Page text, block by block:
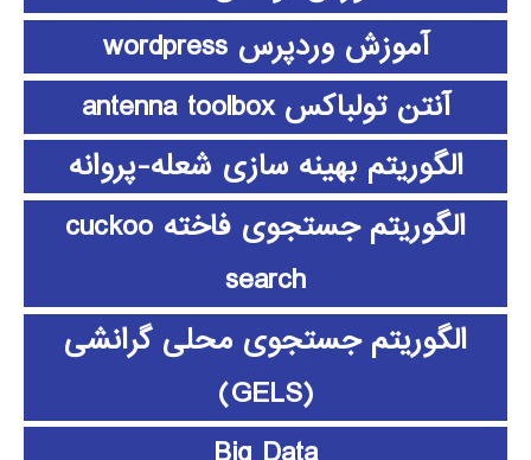
آموزش وردپرس wordpress
آنتن تولباکس antenna toolbox
الگوریتم بهینه سازی شعله-پروانه
الگوریتم جستجوی فاخته cuckoo
search
الگوریتم جستجوی محلی گرانشی
(GELS)